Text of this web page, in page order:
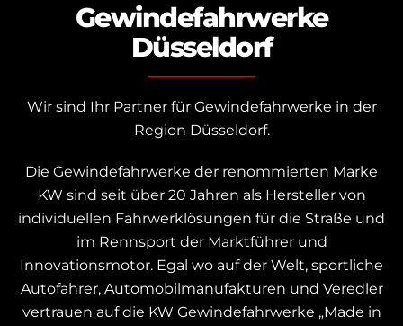
Gewindefahrwerke
Düsseldorf
Wir sind Ihr Partner für Gewindefahrwerke in der
Region Düsseldorf.
Die Gewindefahrwerke der renommierten Marke
KW sind seit über 20 Jahren als Hersteller von
individuellen Fahrwerklösungen für die Straße und
im Rennsport der Marktführer und
Innovationsmotor. Egal wo auf der Welt, sportliche
Autofahrer, Automobilmanufakturen und Veredler
vertrauen auf die KW Gewindefahrwerke „Made in